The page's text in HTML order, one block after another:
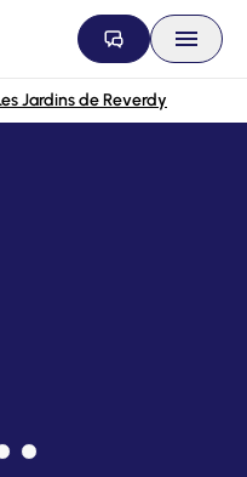
Jardins de Reverdy